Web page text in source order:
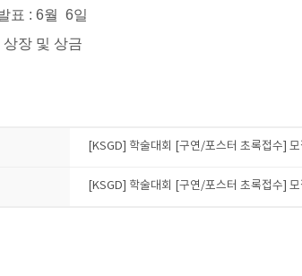
표 : 6월 6일
상장 및 상금
[KSGD] 학술대회 [구연/포스터 초록접수]
[KSGD] 학술대회 [구연/포스터 초록접수]